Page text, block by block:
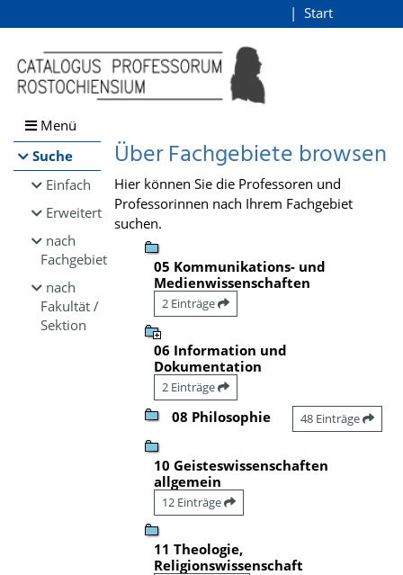
Browsen
direkt zum Inhalt
Start
Menü
Suche
Einfach
Erweitert
nach
Fachgebiet
nach
Fakultät /
Sektion
Über Fachgebiete browsen
Hier können Sie die Professoren und
Professorinnen nach Ihrem Fachgebiet
suchen.
05 Kommunikations- und
Medienwissenschaften
2 Einträge
06 Information und
Dokumentation
2 Einträge
08 Philosophie 48 Einträge
10 Geisteswissenschaften
allgemein
12 Einträge
11 Theologie,
Religionswissenschaft